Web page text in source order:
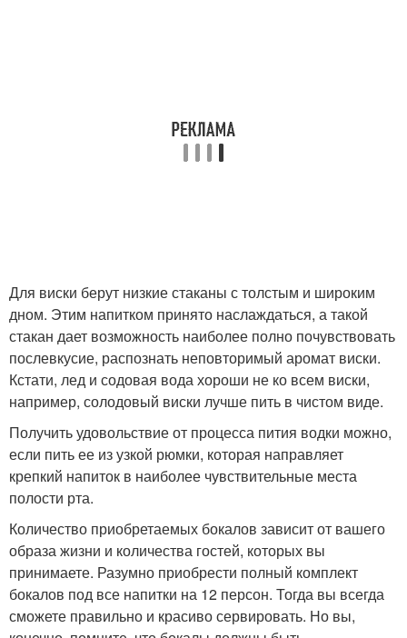
Для виски берут низкие стаканы с толстым и широким
дном. Этим напитком принято наслаждаться, а такой
стакан дает возможность наиболее полно почувствовать
послевкусие, распознать неповторимый аромат виски.
Кстати, лед и содовая вода хороши не ко всем виски,
например, солодовый виски лучше пить в чистом виде.
Получить удовольствие от процесса пития водки можно,
если пить ее из узкой рюмки, которая направляет
крепкий напиток в наиболее чувствительные места
полости рта.
Количество приобретаемых бокалов зависит от вашего
образа жизни и количества гостей, которых вы
принимаете. Разумно приобрести полный комплект
бокалов под все напитки на 12 персон. Тогда вы всегда
сможете правильно и красиво сервировать. Но вы,